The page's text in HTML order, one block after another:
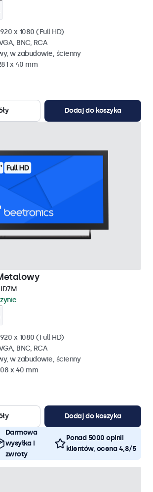
x 1080 (Full HD)
BNC, RCA
w zabudowie, ścienny
x 40 mm
Dodaj do koszyka
x 1080 (Full HD)
BNC, RCA
w zabudowie, ścienny
x 40 mm
Dodaj do koszyka
Darmowa
wysyłka i
zwroty
Ponad 5000 opinii
klientów, ocena 4,8/5